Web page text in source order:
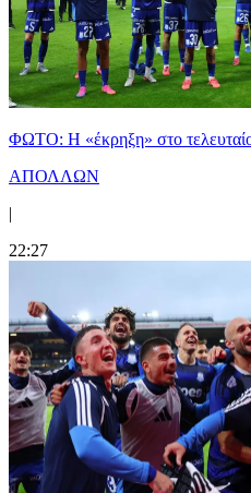
ΦΩΤΟ: Η «έκρηξη» στο
ΑΠΟΛΛΩΝ
|
22:27